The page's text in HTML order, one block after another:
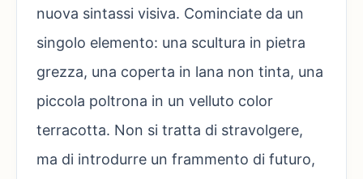
nuova sintassi visiva. Cominciate da un
singolo elemento: una scultura in pietra
grezza, una coperta in lana non tinta, una
piccola poltrona in un velluto color
terracotta. Non si tratta di stravolgere,
ma di introdurre un frammento di futuro,